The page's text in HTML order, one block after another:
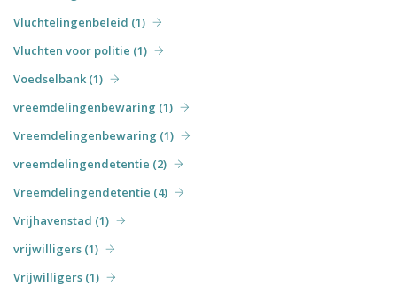
Vluchtelingenbeleid (1)
Vluchten voor politie (1)
Voedselbank (1)
vreemdelingenbewaring (1)
Vreemdelingenbewaring (1)
vreemdelingendetentie (2)
Vreemdelingendetentie (4)
Vrijhavenstad (1)
vrijwilligers (1)
Vrijwilligers (1)